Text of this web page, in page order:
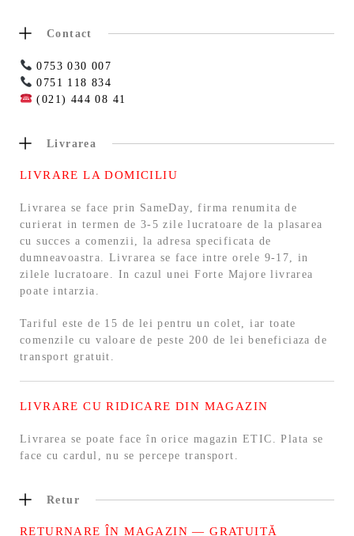
Contact
0753 030 007
0751 118 834
(021) 444 08 41
Livrarea
LIVRARE LA DOMICILIU
Livrarea se face prin SameDay, firma renumita de
curierat in termen de 3-5 zile lucratoare de la plasarea
cu succes a comenzii, la adresa specificata de
dumneavoastra. Livrarea se face intre orele 9-17, in
zilele lucratoare. In cazul unei Forte Majore livrarea
poate intarzia.
Tariful este de 15 de lei pentru un colet, iar toate
comenzile cu valoare de peste 200 de lei beneficiaza de
transport gratuit.
LIVRARE CU RIDICARE DIN MAGAZIN
Livrarea se poate face în orice magazin ETIC. Plata se
face cu cardul, nu se percepe transport.
Retur
RETURNARE ÎN MAGAZIN — GRATUITĂ